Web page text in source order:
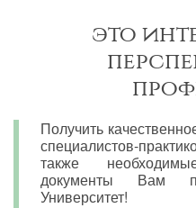
это
Получить
специалистов-
также
документы Вам
Университет!